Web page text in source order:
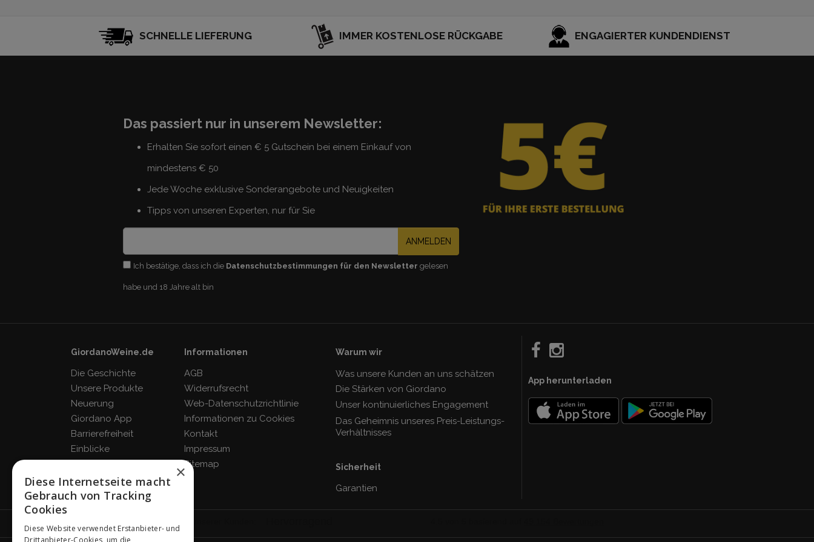
SCHNELLE LIEFERUNG IMMER KOSTENLOSE RÜCKGABE ENGAGIERTER KUNDENDIENST
Das passiert nur in unserem Newsletter:
Erhalten Sie sofort einen € 5 Gutschein bei einem Einkauf von
mindestens € 50
Jede Woche exklusive Sonderangebote und Neuigkeiten
Tipps von unseren Experten, nur für Sie
ANMELDEN
Ich bestätige, dass ich die Datenschutzbestimmungen für den Newsletter gelesen
habe und 18 Jahre alt bin
GiordanoWeine.de
Die Geschichte
Unsere Produkte
Neuerung
Giordano App
Barrierefreiheit
Einblicke
FAQ
Informationen
AGB
Widerrufsrecht
Web-Datenschutzrichtlinie
Informationen zu Cookies
Kontakt
Impressum
Sitemap
Warum wir
Was unsere Kunden an uns schätzen
Die Stärken von Giordano
Unser kontinuierliches Engagement
Das Geheimnis unseres Preis-Leistungs-
Verhàltnisses
Sicherheit
Garantien
App herunterladen
×
Diese Internetseite macht
Gebrauch von Tracking
Cookies
Diese Website verwendet Erstanbieter- und
Drittanbieter-Cookies, um die